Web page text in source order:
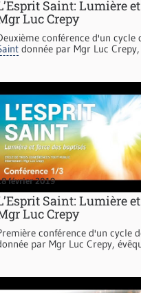
Saint: Lumière
Luc Crepy
conférence d'un
donnée par Mgr Luc
février 2019
Saint: Lumière
Luc Crepy
conférence d'un cycle
par Mgr Luc Crepy,